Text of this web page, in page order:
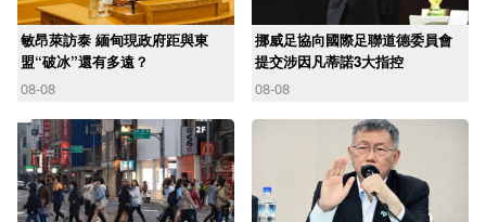
敏昂萊訪泰 緬甸現政府距與東
盟“破冰”還有多遠？
08-08
挪威足協向國際足聯道德委員會
提交涉因凡蒂諾3大指控
08-08